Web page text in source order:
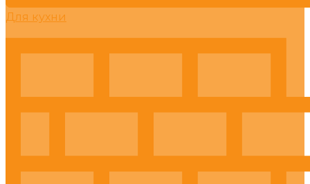
Для кухни